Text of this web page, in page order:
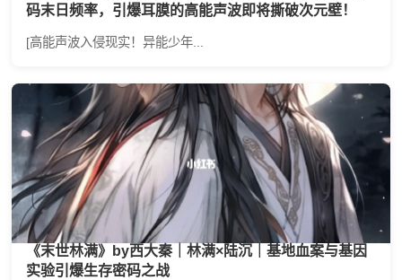
码末日频率，引爆耳膜的高能声波即将撕破次元壁！
[高能声波入侵现实！异能少年...
《末世林满》by西大秦｜林满×陆沉｜基地血案与基因
实验引爆生存密码之战